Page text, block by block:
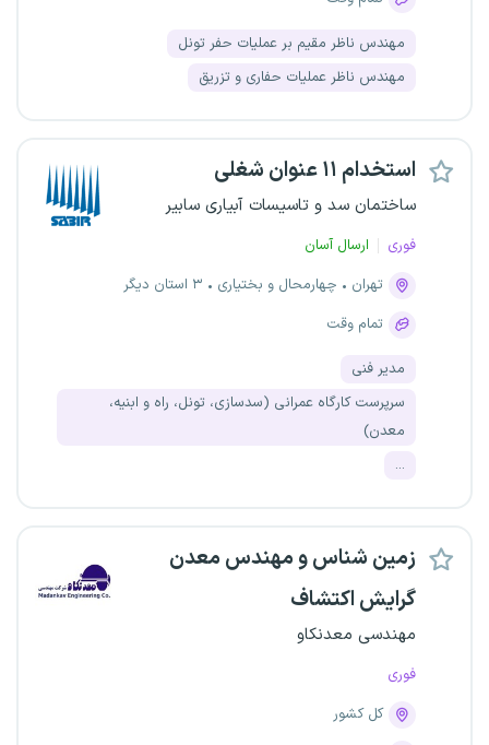
مهندس ناظر مقیم بر عملیات حفر تونل
مهندس ناظر عملیات حفاری و تزریق
استخدام ۱۱ عنوان شغلی
ساختمان سد و تاسیسات آبیاری سابیر
فوری
ارسال آسان
تهران
چهارمحال و بختیاری
۳ استان دیگر
تمام وقت
مدیر فنی
سرپرست کارگاه عمرانی (سدسازی، تونل، راه و ابنیه،
معدن)
...
زمین شناس و مهندس معدن
گرایش اکتشاف
مهندسی معدنکاو
فوری
کل کشور